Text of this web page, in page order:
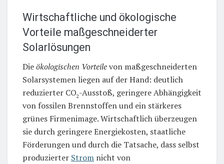
Wirtschaftliche und ökologische
Vorteile maßgeschneiderter
Solarlösungen
Dieökologischen Vorteilevon maßgeschneiderten
Solarsystemen liegen auf der Hand: deutlich
reduzierter CO2-Ausstoß, geringere Abhängigkeit
von fossilen Brennstoffen und ein stärkeres
grünes Firmenimage. Wirtschaftlich überzeugen
sie durch geringere Energiekosten, staatliche
Förderungen und durch die Tatsache, dass selbst
produzierter Strom nicht von